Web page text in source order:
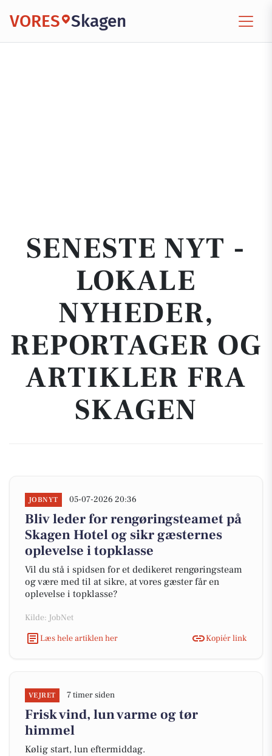
VORES Skagen
SENESTE NYT -
LOKALE
NYHEDER,
REPORTAGER OG
ARTIKLER FRA
SKAGEN
JOBNYT 05-07-2026 20:36
Bliv leder for rengøringsteamet på
Skagen Hotel og sikr gæsternes
oplevelse i topklasse
Vil du stå i spidsen for et dedikeret rengøringsteam
og være med til at sikre, at vores gæster får en
oplevelse i topklasse?
Kilde: JobNet
Læs hele artiklen her
Kopiér link
VEJRET 7 timer siden
Frisk vind, lun varme og tør
himmel
Kølig start, lun eftermiddag.